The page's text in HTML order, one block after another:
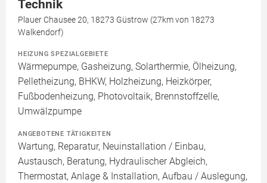
Technik
Plauer Chausee 20, 18273 Güstrow (27km von 18273
Walkendorf)
HEIZUNG SPEZIALGEBIETE
Wärmepumpe, Gasheizung, Solarthermie, Ölheizung,
Pelletheizung, BHKW, Holzheizung, Heizkörper,
Fußbodenheizung, Photovoltaik, Brennstoffzelle,
Umwälzpumpe
ANGEBOTENE TÄTIGKEITEN
Wartung, Reparatur, Neuinstallation / Einbau,
Austausch, Beratung, Hydraulischer Abgleich,
Thermostat, Anlage & Installation, Aufbau / Auslegung,